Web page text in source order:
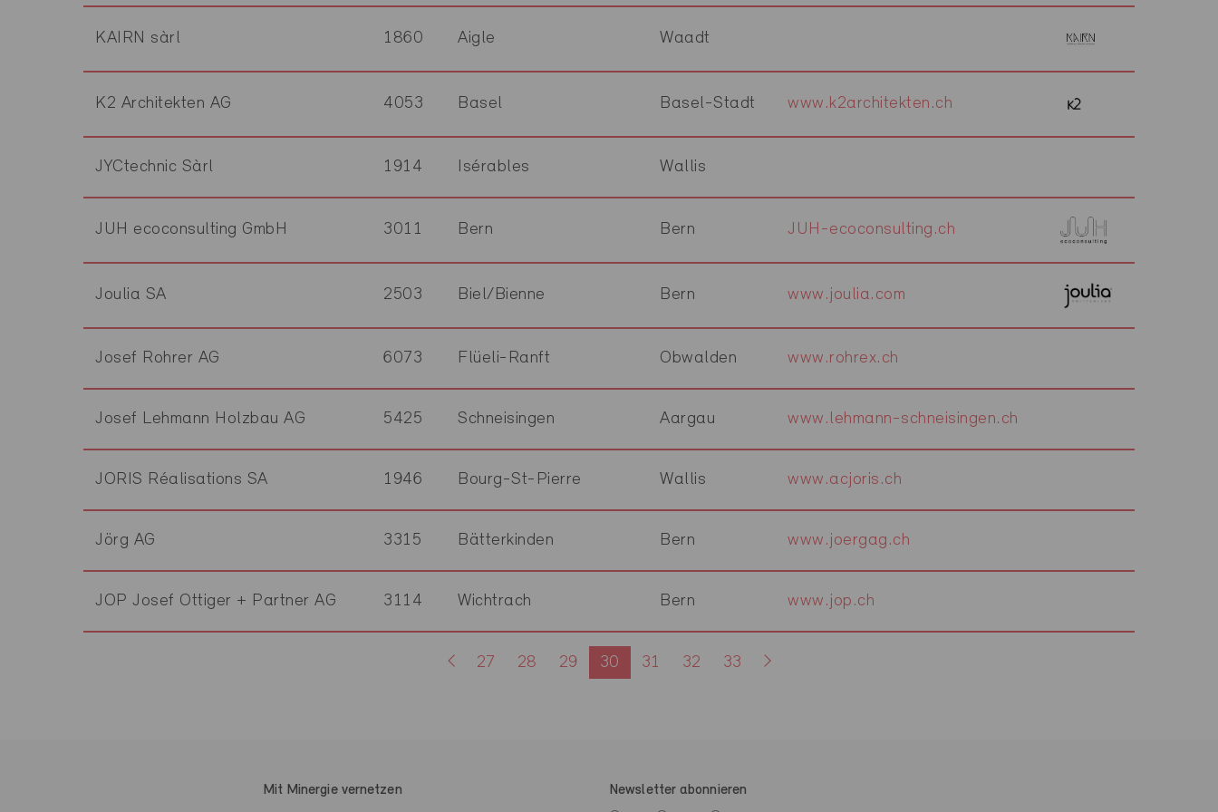
KAIRN sàrl 1860 Aigle Waadt
K2 Architekten AG 4053 Basel Basel-Stadt www.k2architekten.ch
JYCtechnic Sàrl 1914 Isérables Wallis
JUH ecoconsulting GmbH 3011 Bern Bern JUH-ecoconsulting.ch
Joulia SA 2503 Biel/Bienne Bern www.joulia.com
Josef Rohrer AG 6073 Flüeli-Ranft Obwalden www.rohrex.ch
Josef Lehmann Holzbau AG 5425 Schneisingen Aargau www.lehmann-schneisingen.ch
JORIS Réalisations SA 1946 Bourg-St-Pierre Wallis www.acjoris.ch
Jörg AG 3315 Bätterkinden Bern www.joergag.ch
JOP Josef Ottiger + Partner AG 3114 Wichtrach Bern www.jop.ch
27 28 29 30 31 32 33
Mit Minergie vernetzen Newsletter abonnieren